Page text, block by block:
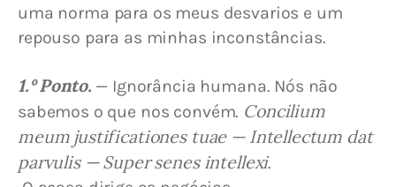
uma norma para os meus desvarios e um
repouso para as minhas inconstâncias.
1.º Ponto. — Ignorância humana. Nós não
sabemos o que nos convém. Concilium
meum justificationes tuae — Intellectum dat
parvulis — Super senes intellexi.